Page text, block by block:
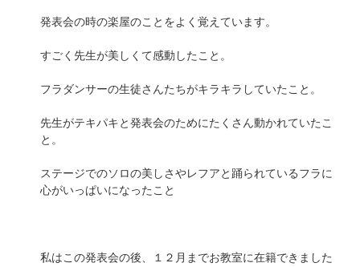
発表会の時の楽屋のことをよく覚えています。
すごく先生が美しくて感動したこと。
フラダンサーの生徒さんたちがキラキラしていたこと。
先生がテキパキと発表会のためにたくさん動かれていたこ
と。
ステージでのソロの美しさやレフアと踊られているフラに
心がいっぱいになったこと
私はこの発表会の後、１２月までお教室に在籍できました